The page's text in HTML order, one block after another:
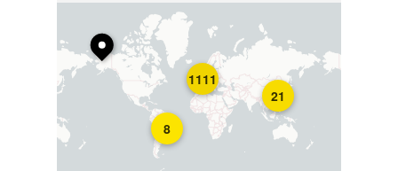
8
21
1111